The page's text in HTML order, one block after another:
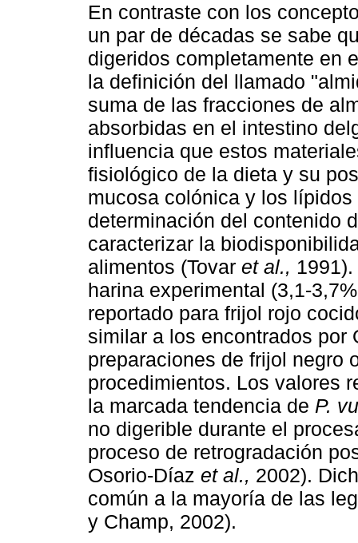
En contraste con los
un par de décadas se sabe
digeridos completamente en
la definición del llamado
suma de las fracciones de
absorbidas en el intestino
influencia que estos
fisiológico de la dieta y su
mucosa colónica y los
determinación del contenido
caracterizar la
alimentos (Tovar et al.,
harina experimental (3,1-
reportado para frijol rojo
similar a los encontrados por
preparaciones de frijol negro
procedimientos. Los valores
la marcada tendencia de P.
no digerible durante el
proceso de retrogradación
Osorio-Díaz et al., 2002).
común a la mayoría de las
y Champ, 2002).